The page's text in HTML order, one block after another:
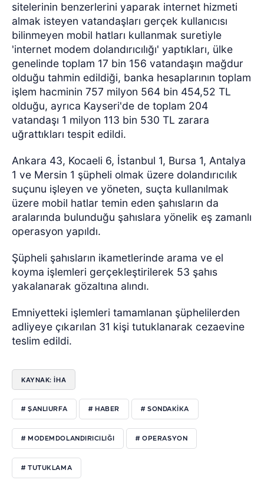
sitelerinin benzerlerini yaparak internet hizmeti
almak isteyen vatandaşları gerçek kullanıcısı
bilinmeyen mobil hatları kullanmak suretiyle
'internet modem dolandırıcılığı' yaptıkları, ülke
genelinde toplam 17 bin 156 vatandaşın mağdur
olduğu tahmin edildiği, banka hesaplarının toplam
işlem hacminin 757 milyon 564 bin 454,52 TL
olduğu, ayrıca Kayseri'de de toplam 204
vatandaşı 1 milyon 113 bin 530 TL zarara
uğrattıkları tespit edildi.
Ankara 43, Kocaeli 6, İstanbul 1, Bursa 1, Antalya
1 ve Mersin 1 şüpheli olmak üzere dolandırıcılık
suçunu işleyen ve yöneten, suçta kullanılmak
üzere mobil hatlar temin eden şahısların da
aralarında bulunduğu şahıslara yönelik eş zamanlı
operasyon yapıldı.
Şüpheli şahısların ikametlerinde arama ve el
koyma işlemleri gerçekleştirilerek 53 şahıs
yakalanarak gözaltına alındı.
Emniyetteki işlemleri tamamlanan şüphelilerden
adliyeye çıkarılan 31 kişi tutuklanarak cezaevine
teslim edildi.
KAYNAK: İHA
# ŞANLIURFA # HABER # SONDAKIKA
# MODEMDOLANDIRICILIĞI # OPERASYON
# TUTUKLAMA